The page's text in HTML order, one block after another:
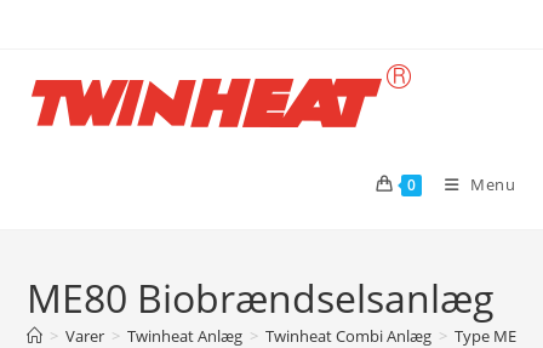
content
0 Menu
ME80 Biobrændselsanlæg
> Varer > Twinheat Anlæg > Twinheat Combi Anlæg > Type ME